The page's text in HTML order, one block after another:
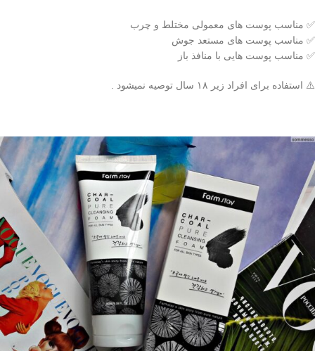
✅️ مناسب پوست های معمولی مختلط و چرب
✅️ مناسب پوست های مستعد جوش
✅️ مناسب پوست هایی با منافذ باز
⚠️ استفاده برای افراد زیر ۱۸ سال توصیه نمیشود .